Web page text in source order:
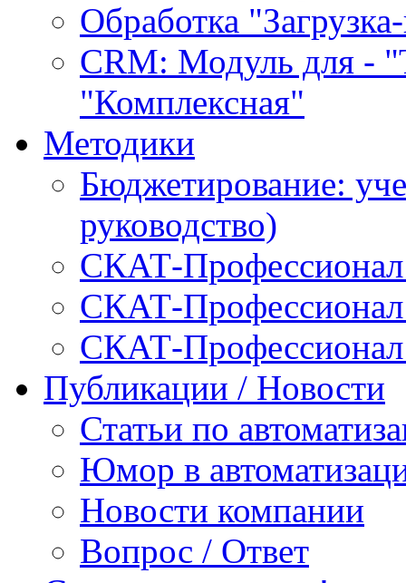
Обработка
CRM: Модуль для -
"Комплексная"
Методики
Бюджетирование:
руководство)
СКАТ-
СКАТ-
СКАТ-
Публикации / Новости
Статьи по
Юмор в
Новости компании
Вопрос / Ответ